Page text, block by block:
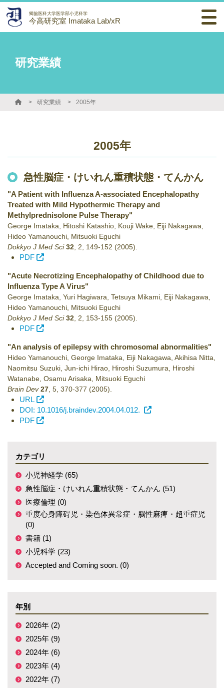
獨協医科大学医学部小児科学
今高研究室 Imataka Lab/xR
研究業績
研究業績 2005年
2005年
急性脳症・けいれん重積状態・てんかん
"A Patient with Influenza A-associated Encephalopathy
Treated with Mild Hypothermic Therapy and
Methylprednisolone Pulse Therapy"
George Imataka, Hitoshi Katashio, Kouji Wake, Eiji Nakagawa,
Hideo Yamanouchi, Mitsuoki Eguchi
Dokkyo J Med Sci 32 2 149-152 (2005)
PDF
"Acute Necrotizing Encephalopathy of Childhood due to
Influenza Type A Virus"
George Imataka, Yuri Hagiwara, Tetsuya Mikami, Eiji Nakagawa,
Hideo Yamanouchi, Mitsuoki Eguchi
Dokkyo J Med Sci 32 2 153-155 (2005)
PDF
"An analysis of epilepsy with chromosomal abnormalities"
Hideo Yamanouchi, George Imataka, Eiji Nakagawa, Akihisa Nitta,
Naomitsu Suzuki, Jun-ichi Hirao, Hiroshi Suzumura, Hiroshi
Watanabe, Osamu Arisaka, Mitsuoki Eguchi
Brain Dev 27 5 370-377 (2005)
URL
DOI: 10.1016/j.braindev.2004.04.012.
PDF
カテゴリ
小児神経学 (65)
急性脳症・けいれん重積状態・てんかん (51)
医療倫理 (0)
重度心身障碍児・染色体異常症・脳性麻痺・超重症児
(0)
書籍 (1)
小児科学 (23)
Accepted and Coming soon. (0)
年別
2026年 (2)
2025年 (9)
2024年 (6)
2023年 (4)
2022年 (7)